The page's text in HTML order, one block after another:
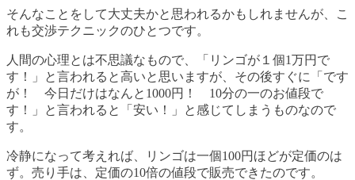
そんなことをして大丈夫かと思われるかもしれませんが、こ
れも交渉テクニックのひとつです。
人間の心理とは不思議なもので、「リンゴが１個1万円で
す！」と言われると高いと思いますが、その後すぐに「です
が！ 今日だけはなんと1000円！ 10分の一のお値段で
す！」と言われると「安い！」と感じてしまうものなので
す。
冷静になって考えれば、リンゴは一個100円ほどが定価のは
ず。売り手は、定価の10倍の値段で販売できたのです。